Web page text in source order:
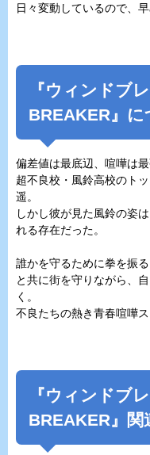
日々変動しているので、
『ウィンドブ
BREAKER』に
偏差値は最底辺、喧嘩は最
超不良校・風鈴高校のト
遥。
しかし彼が見た風鈴の姿
れる存在だった。
誰かを守るために拳を振
と共に街を守りながら、
く。
不良たちの熱き青春喧嘩
『ウィンドブ
BREAKER』関